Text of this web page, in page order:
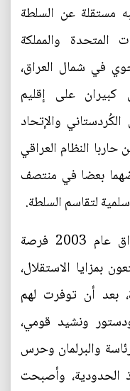
مستقلة عن السلطة
المتحدة والمملكة
في شمال العراق،
على إقليم
والإتحاد
النظام العراقي
بعضا في منتصف
لتقاسم السلطة.
وقد قدم الاحتلال الأمريكي للعراق عام 2003 فرصة
بمزايا الاستقلال،
بعد أن توفرت لهم
ونشيد قومي،
والبرلمان وحرس
الحدودية، وأصبحت